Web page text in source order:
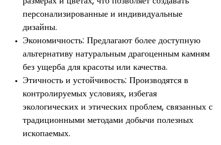
персонализированные и индивидуальные
дизайны.
Экономичность: Предлагают более доступную
альтернативу натуральным драгоценным камням
без ущерба для красоты или качества.
Этичность и устойчивость: Производятся в
контролируемых условиях, избегая
экологических и этических проблем, связанных с
традиционными методами добычи полезных
ископаемых.